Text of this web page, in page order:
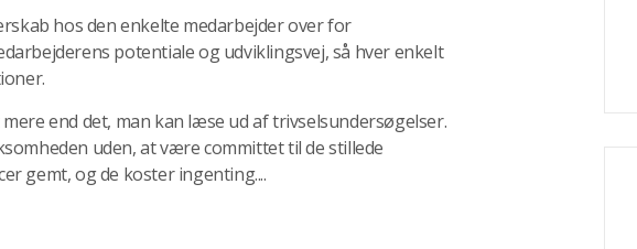
hos den enkelte medarbejder over for
potentiale og udviklingsvej, så hver enkelt
end det, man kan læse ud af trivselsundersøgelser.
uden, at være committet til de stillede
gemt, og de koster ingenting....